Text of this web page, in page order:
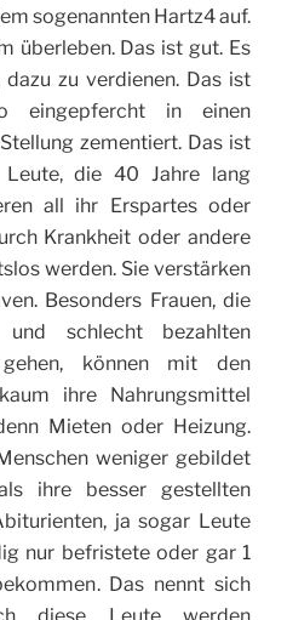
sogenannten Hartz4 auf.
überleben. Das ist gut. Es
zu verdienen. Das ist
eingepfercht in einen
zementiert. Das ist
Leute, die 40 Jahre lang
all ihr Erspartes oder
Krankheit oder andere
werden. Sie verstärken
Besonders Frauen, die
und schlecht bezahlten
können mit den
ihre Nahrungsmittel
Mieten oder Heizung.
weniger gebildet
ihre besser gestellten
ja sogar Leute
nur befristete oder gar 1
Das nennt sich